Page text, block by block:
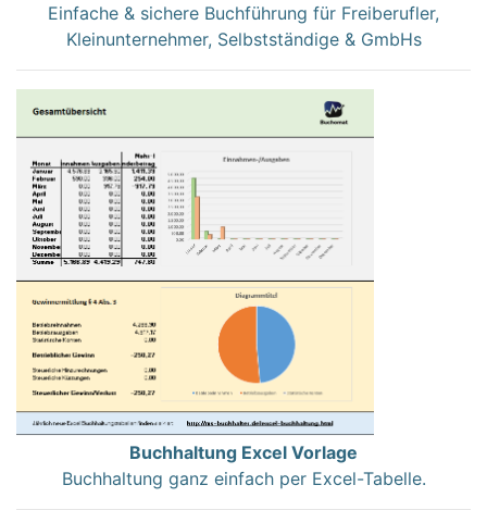
Einfache & sichere Buchführung für Freiberufler,
Kleinunternehmer, Selbstständige & GmbHs
Buchhaltung Excel Vorlage
Buchhaltung ganz einfach per Excel-Tabelle.